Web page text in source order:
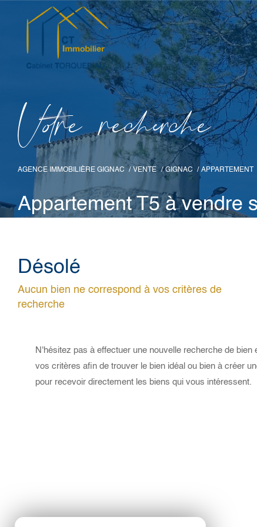
Vore recece
AGENCE IMMOBILIÈRE GIGNAC VENTE GIGNAC APPARTEMENT
Appartement T5 à vendre
Désolé
Aucun bien ne correspond à vos critères de
recherche
N'hésitez pas à effectuer une nouvelle recherche de bien
vos critères afin de trouver le bien idéal ou bien à créer
pour recevoir directement les biens qui vous intéressent.